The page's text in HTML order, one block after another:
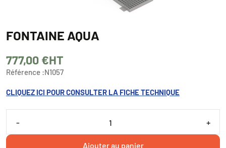
FONTAINE AQUA
777,00 €HT
Référence :N1057
CLIQUEZ ICI POUR CONSULTER LA FICHE TECHNIQUE
- +
Ajouter au panier